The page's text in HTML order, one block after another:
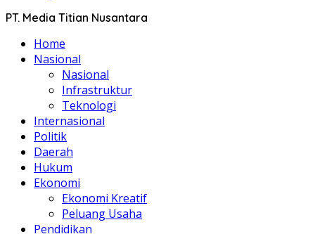
PT. Media Titian Nusantara
Home
Nasional
Nasional
Infrastruktur
Teknologi
Internasional
Politik
Daerah
Hukum
Ekonomi
Ekonomi Kreatif
Peluang Usaha
Pendidikan